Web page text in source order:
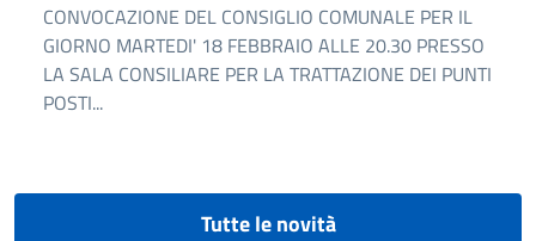
CONVOCAZIONE DEL CONSIGLIO COMUNALE PER IL
GIORNO MARTEDI' 18 FEBBRAIO ALLE 20.30 PRESSO
LA SALA CONSILIARE PER LA TRATTAZIONE DEI PUNTI
POSTI...
Tutte le novità